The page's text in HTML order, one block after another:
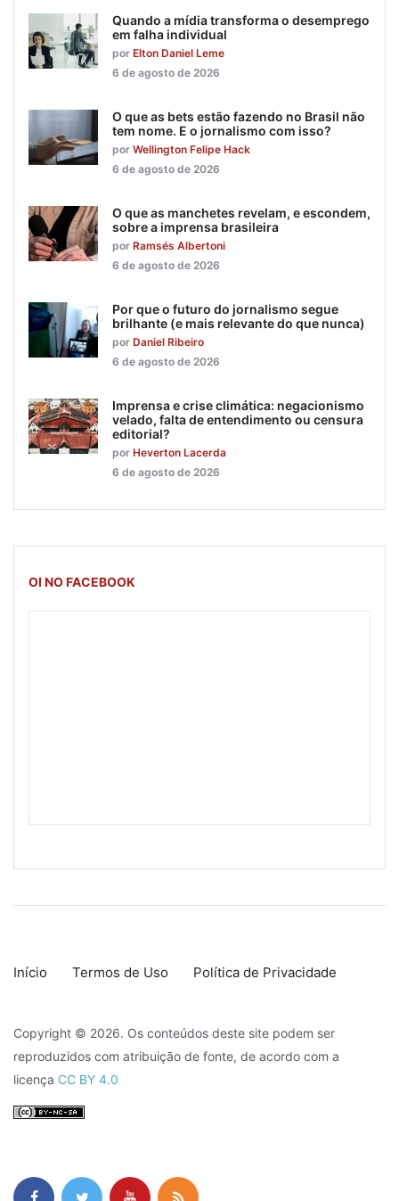
Quando a mídia transforma o desemprego
em falha individual
por Elton Daniel Leme
6 de agosto de 2026
O que as bets estão fazendo no Brasil não
tem nome. E o jornalismo com isso?
por Wellington Felipe Hack
6 de agosto de 2026
O que as manchetes revelam, e escondem,
sobre a imprensa brasileira
por Ramsés Albertoni
6 de agosto de 2026
Por que o futuro do jornalismo segue
brilhante (e mais relevante do que nunca)
por Daniel Ribeiro
6 de agosto de 2026
Imprensa e crise climática: negacionismo
velado, falta de entendimento ou censura
editorial?
por Heverton Lacerda
6 de agosto de 2026
OI NO FACEBOOK
Início Termos de Uso Política de Privacidade
Copyright © 2026. Os conteúdos deste site podem ser
reproduzidos com atribuição de fonte, de acordo com a
licença CC BY 4.0